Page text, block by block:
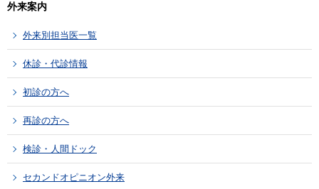
外来案内
外来別担当医一覧
休診・代診情報
初診の方へ
再診の方へ
検診・人間ドック
セカンドオピニオン外来